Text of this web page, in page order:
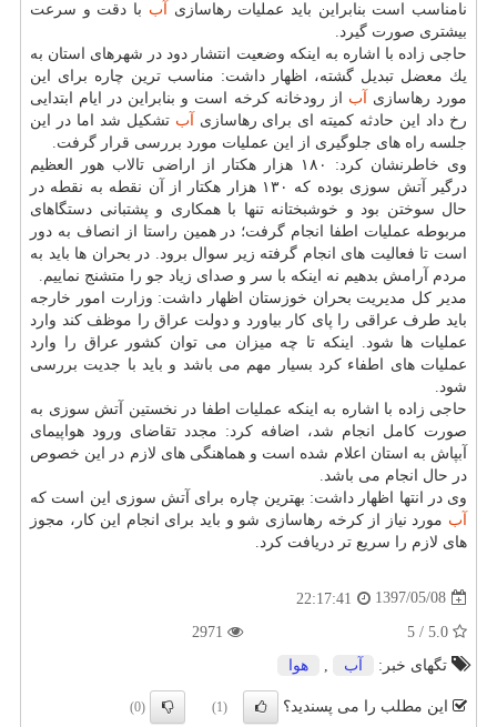
نامناسب است بنابراین باید عملیات رهاسازی
آب با دقت و سرعت
بیشتری صورت گیرد.
حاجی زاده با اشاره به اینكه وضعیت انتشار دود در شهرهای استان به
یك معضل تبدیل گشته، اظهار داشت: مناسب ترین چاره برای این
مورد رهاسازی
آب از رودخانه كرخه است و بنابراین در ایام ابتدایی
رخ داد این حادثه كمیته ای برای رهاسازی
آب تشكیل شد اما در این
جلسه راه های جلوگیری از این عملیات مورد بررسی قرار گرفت.
وی خاطرنشان كرد: ۱۸۰ هزار هكتار از اراضی تالاب هور العظیم
درگیر آتش سوزی بوده كه ۱۳۰ هزار هكتار از آن نقطه به نقطه در
حال سوختن بود و خوشبختانه تنها با همكاری و پشتبانی دستگاهای
مربوطه عملیات اطفا انجام گرفت؛ در همین راستا از انصاف به دور
است تا فعالیت های انجام گرفته زیر سوال برود. در بحران ها باید به
مردم آرامش بدهیم نه اینكه با سر و صدای زیاد جو را متشنج نماییم.
مدیر كل مدیریت بحران خوزستان اظهار داشت: وزارت امور خارجه
باید طرف عراقی را پای كار بیاورد و دولت عراق را موظف كند وارد
عملیات ها شود. اینكه تا چه میزان می توان كشور عراق را وارد
عملیات های اطفاء كرد بسیار مهم می باشد و باید با جدیت بررسی
شود.
حاجی زاده با اشاره به اینكه عملیات اطفا در نخستین آتش سوزی به
صورت كامل انجام شد، اضافه كرد: مجدد تقاضای ورود هواپیمای
آبپاش به استان اعلام شده است و هماهنگی های لازم در این خصوص
در حال انجام می باشد.
وی در انتها اظهار داشت: بهترین چاره برای آتش سوزی این است كه
آب مورد نیاز از كرخه رهاسازی شو و باید برای انجام این كار، مجوز
های لازم را سریع تر دریافت كرد.
1397/05/08
22:17:41
تگهای خبر:
آب , هوا
این مطلب را می پسندید؟ (1)
(0)